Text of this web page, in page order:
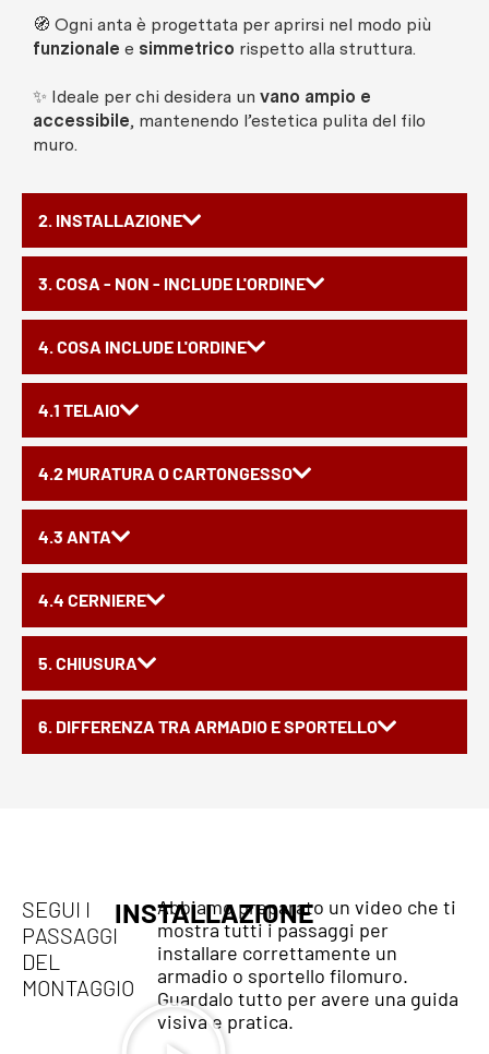
2. INSTALLAZIONE
3. COSA - NON - INCLUDE L'ORDINE
4. COSA INCLUDE L'ORDINE
4.1 TELAIO
4.2 MURATURA O CARTONGESSO
4.3 ANTA
4.4 CERNIERE
5. CHIUSURA
6. DIFFERENZA TRA ARMADIO E SPORTELLO
🧭 Ogni anta è progettata per aprirsi nel modo più
funzionale e simmetrico rispetto alla struttura.
✨ Ideale per chi desidera un vano ampio e
accessibile, mantenendo l’estetica pulita del filo
muro.
SEGUI I
PASSAGGI
DEL
MONTAGGIO
INSTALLAZIONE
Abbiamo preparato un video che ti
mostra tutti i passaggi per
installare correttamente un
armadio o sportello filomuro.
Guardalo tutto per avere una guida
visiva e pratica.